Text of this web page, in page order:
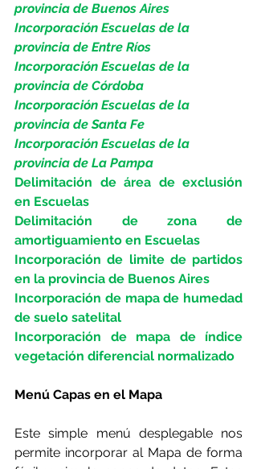
provincia de Buenos Aires
Incorporación Escuelas de la
provincia de Entre Ríos
Incorporación Escuelas de la
provincia de Córdoba
Incorporación Escuelas de la
provincia de Santa Fe
Incorporación Escuelas de la
provincia de La Pampa
Delimitación de área de exclusión
en Escuelas
Delimitación de zona de
amortiguamiento en Escuelas
Incorporación de limite de partidos
en la provincia de Buenos Aires
Incorporación de mapa de humedad
de suelo satelital
Incorporación de mapa de índice
vegetación diferencial normalizado
Menú Capas en el Mapa
Este simple menú desplegable nos
permite incorporar al Mapa de forma